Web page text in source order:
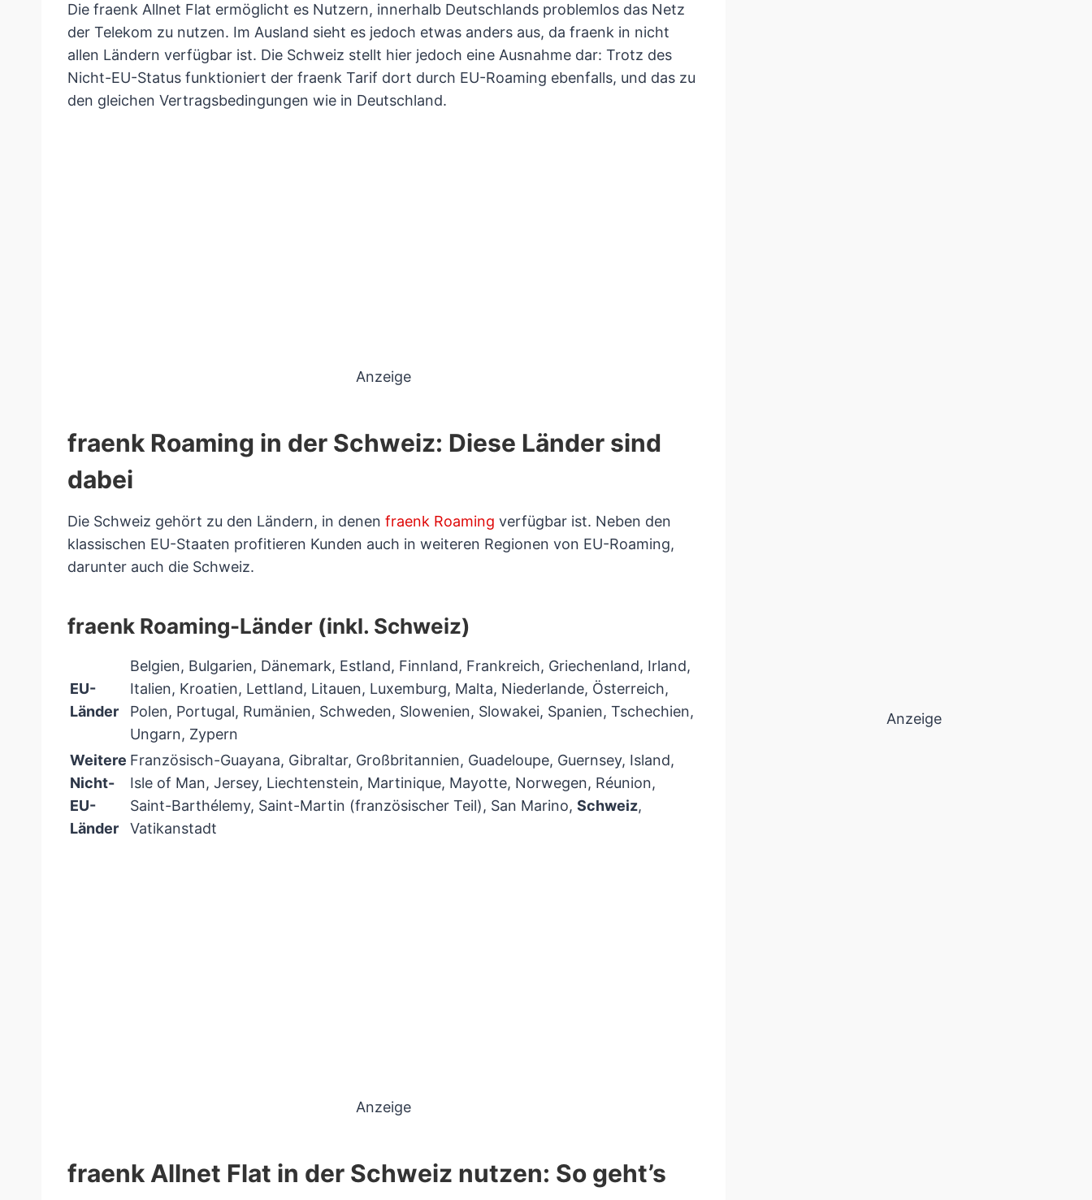
Die fraenk Allnet Flat ermöglicht es Nutzern, innerhalb Deutschlands problemlos das Netz
der Telekom zu nutzen. Im Ausland sieht es jedoch etwas anders aus, da fraenk in nicht
allen Ländern verfügbar ist. Die Schweiz stellt hier jedoch eine Ausnahme dar: Trotz des
Nicht-EU-Status funktioniert der fraenk Tarif dort durch EU-Roaming ebenfalls, und das zu
den gleichen Vertragsbedingungen wie in Deutschland.
Anzeige
fraenk Roaming in der Schweiz: Diese Länder sind
dabei
Die Schweiz gehört zu den Ländern, in denen fraenk Roaming verfügbar ist. Neben den
klassischen EU-Staaten profitieren Kunden auch in weiteren Regionen von EU-Roaming,
darunter auch die Schweiz.
fraenk Roaming-Länder (inkl. Schweiz)
EU-
Länder
Belgien, Bulgarien, Dänemark, Estland, Finnland, Frankreich, Griechenland, Irland,
Italien, Kroatien, Lettland, Litauen, Luxemburg, Malta, Niederlande, Österreich,
Polen, Portugal, Rumänien, Schweden, Slowenien, Slowakei, Spanien, Tschechien,
Ungarn, Zypern
Weitere
Nicht-
EU-
Länder
Französisch-Guayana, Gibraltar, Großbritannien, Guadeloupe, Guernsey, Island,
Isle of Man, Jersey, Liechtenstein, Martinique, Mayotte, Norwegen, Réunion,
Saint-Barthélemy, Saint-Martin (französischer Teil), San Marino, Schweiz,
Vatikanstadt
Anzeige
fraenk Allnet Flat in der Schweiz nutzen: So geht’s
Anzeige